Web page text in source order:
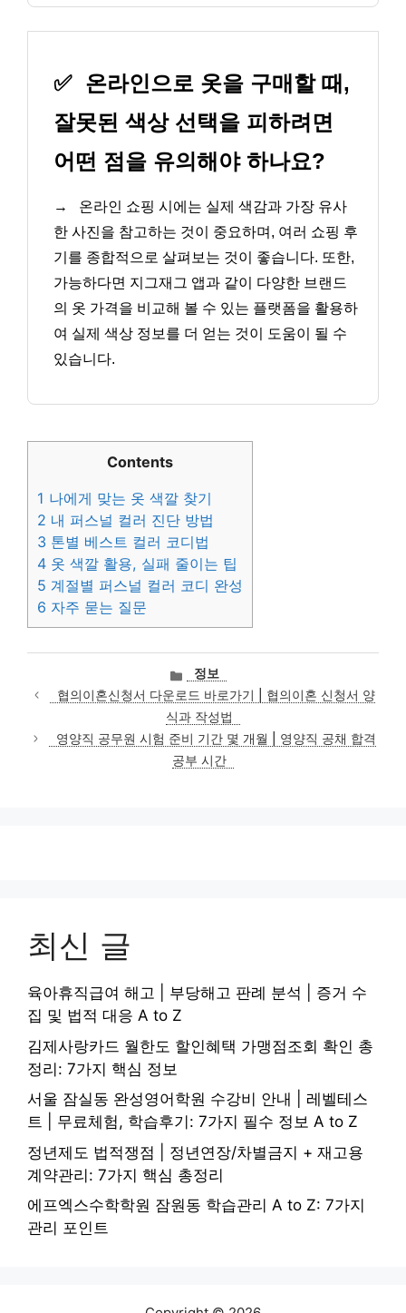
✅ 온라인으로 옷을 구매할 때,
잘못된 색상 선택을 피하려면
어떤 점을 유의해야 하나요?
→
온라인 쇼핑 시에는 실제 색감과 가장 유사
한 사진을 참고하는 것이 중요하며, 여러 쇼핑 후
기를 종합적으로 살펴보는 것이 좋습니다. 또한,
가능하다면 지그재그 앱과 같이 다양한 브랜드
의 옷 가격을 비교해 볼 수 있는 플랫폼을 활용하
여 실제 색상 정보를 더 얻는 것이 도움이 될 수
있습니다.
Contents
1 나에게 맞는 옷 색깔 찾기
2 내 퍼스널 컬러 진단 방법
3 톤별 베스트 컬러 코디법
4 옷 색깔 활용, 실패 줄이는 팁
5 계절별 퍼스널 컬러 코디 완성
6 자주 묻는 질문
카
테
고
리
정보
협의이혼신청서 다운로드 바로가기 | 협의이혼 신청서 양
식과 작성법
영양직 공무원 시험 준비 기간 몇 개월 | 영양직 공채 합격
공부 시간
최신 글
육아휴직급여 해고 | 부당해고 판례 분석 | 증거 수
집 및 법적 대응 A to Z
김제사랑카드 월한도 할인혜택 가맹점조회 확인 총
정리: 7가지 핵심 정보
서울 잠실동 완성영어학원 수강비 안내 | 레벨테스
트 | 무료체험, 학습후기: 7가지 필수 정보 A to Z
정년제도 법적쟁점 | 정년연장/차별금지 + 재고용
계약관리: 7가지 핵심 총정리
에프엑스수학학원 잠원동 학습관리 A to Z: 7가지
관리 포인트